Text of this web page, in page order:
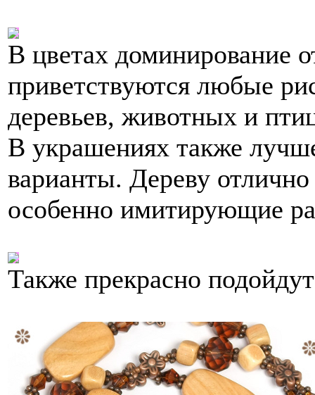
В цветах доминирование
приветствуются любые
деревьев, животных и
В украшениях также
варианты. Дереву
особенно имитирующие
Также прекрасно